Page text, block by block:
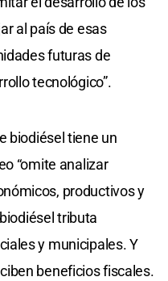
al país de esas
futuras de
tecnológico”.
biodiésel tiene un
“omite analizar
productivos y
tributa
y municipales. Y
beneficios fiscales.